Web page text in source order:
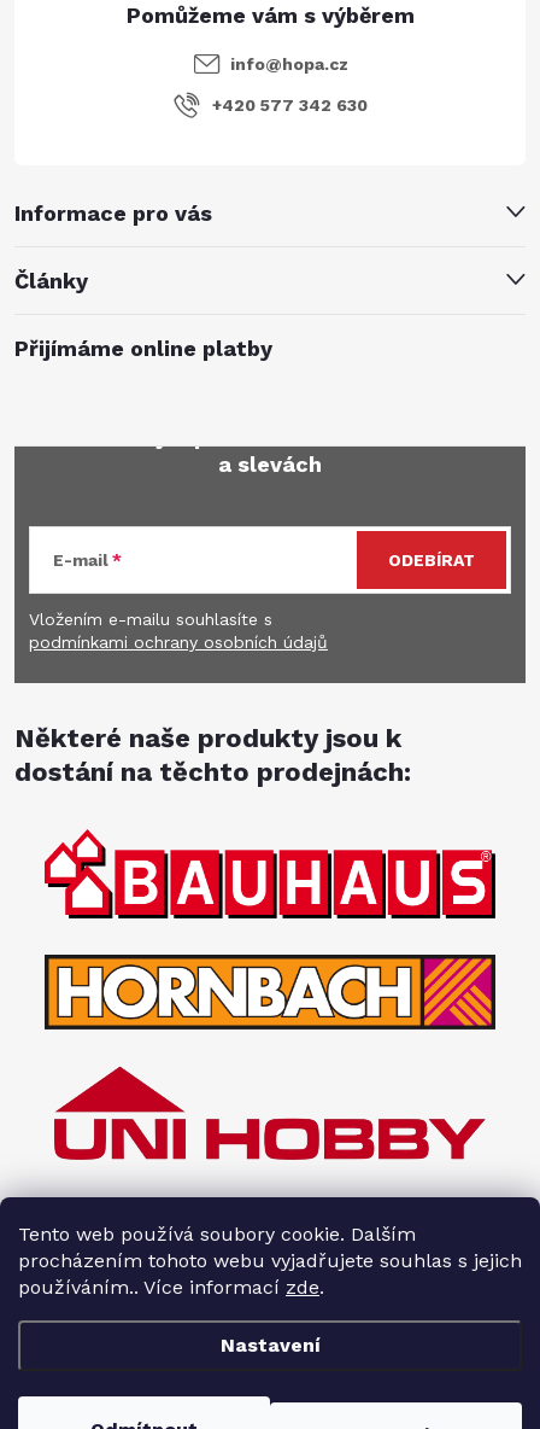
Tento web používá soubory cookie. Dalším
procházením tohoto webu vyjadřujete souhlas s jejich
používáním.. Více informací zde.
Nastavení
Informace pro vás
Články
info@hopa.cz
+420 577 342 630
Přijímáme online platby
a slevách
E-mail
Vložením e-mailu souhlasíte s
podmínkami ochrany osobních údajů
ODEBÍRAT
Některé naše produkty jsou k
dostání na těchto prodejnách:
Interiéry HOPA. Všechna práva vyhrazena.